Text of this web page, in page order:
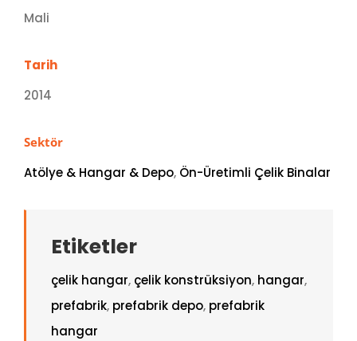
Mali
Tarih
2014
Sektör
Atölye & Hangar & Depo, Ön-Üretimli Çelik Binalar
Etiketler
çelik hangar, çelik konstrüksiyon, hangar,
prefabrik, prefabrik depo, prefabrik
hangar